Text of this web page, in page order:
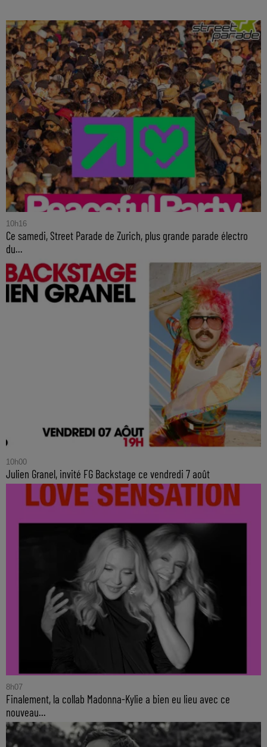
10h16
Ce samedi, Street Parade de Zurich, plus grande parade électro
du...
10h00
Julien Granel, invité FG Backstage ce vendredi 7 août
8h07
Finalement, la collab Madonna-Kylie a bien eu lieu avec ce
nouveau...